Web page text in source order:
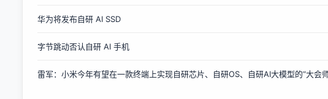
获利，称其侵权行为“主观恶意明显”。 这并非Midjourney首次
讼，称其AI工具如同“虚拟自动贩卖机”，不断产出侵权内容。
制、展示或分发版权内容，同时强制其为AI工具添加版权保护
The
植到
华为将发布自研 AI SSD
字节跳动否认自研 AI 手机
雷军：小米今年有望在一款终端上实现自研芯片、自研OS、自研AI大模型的“大会